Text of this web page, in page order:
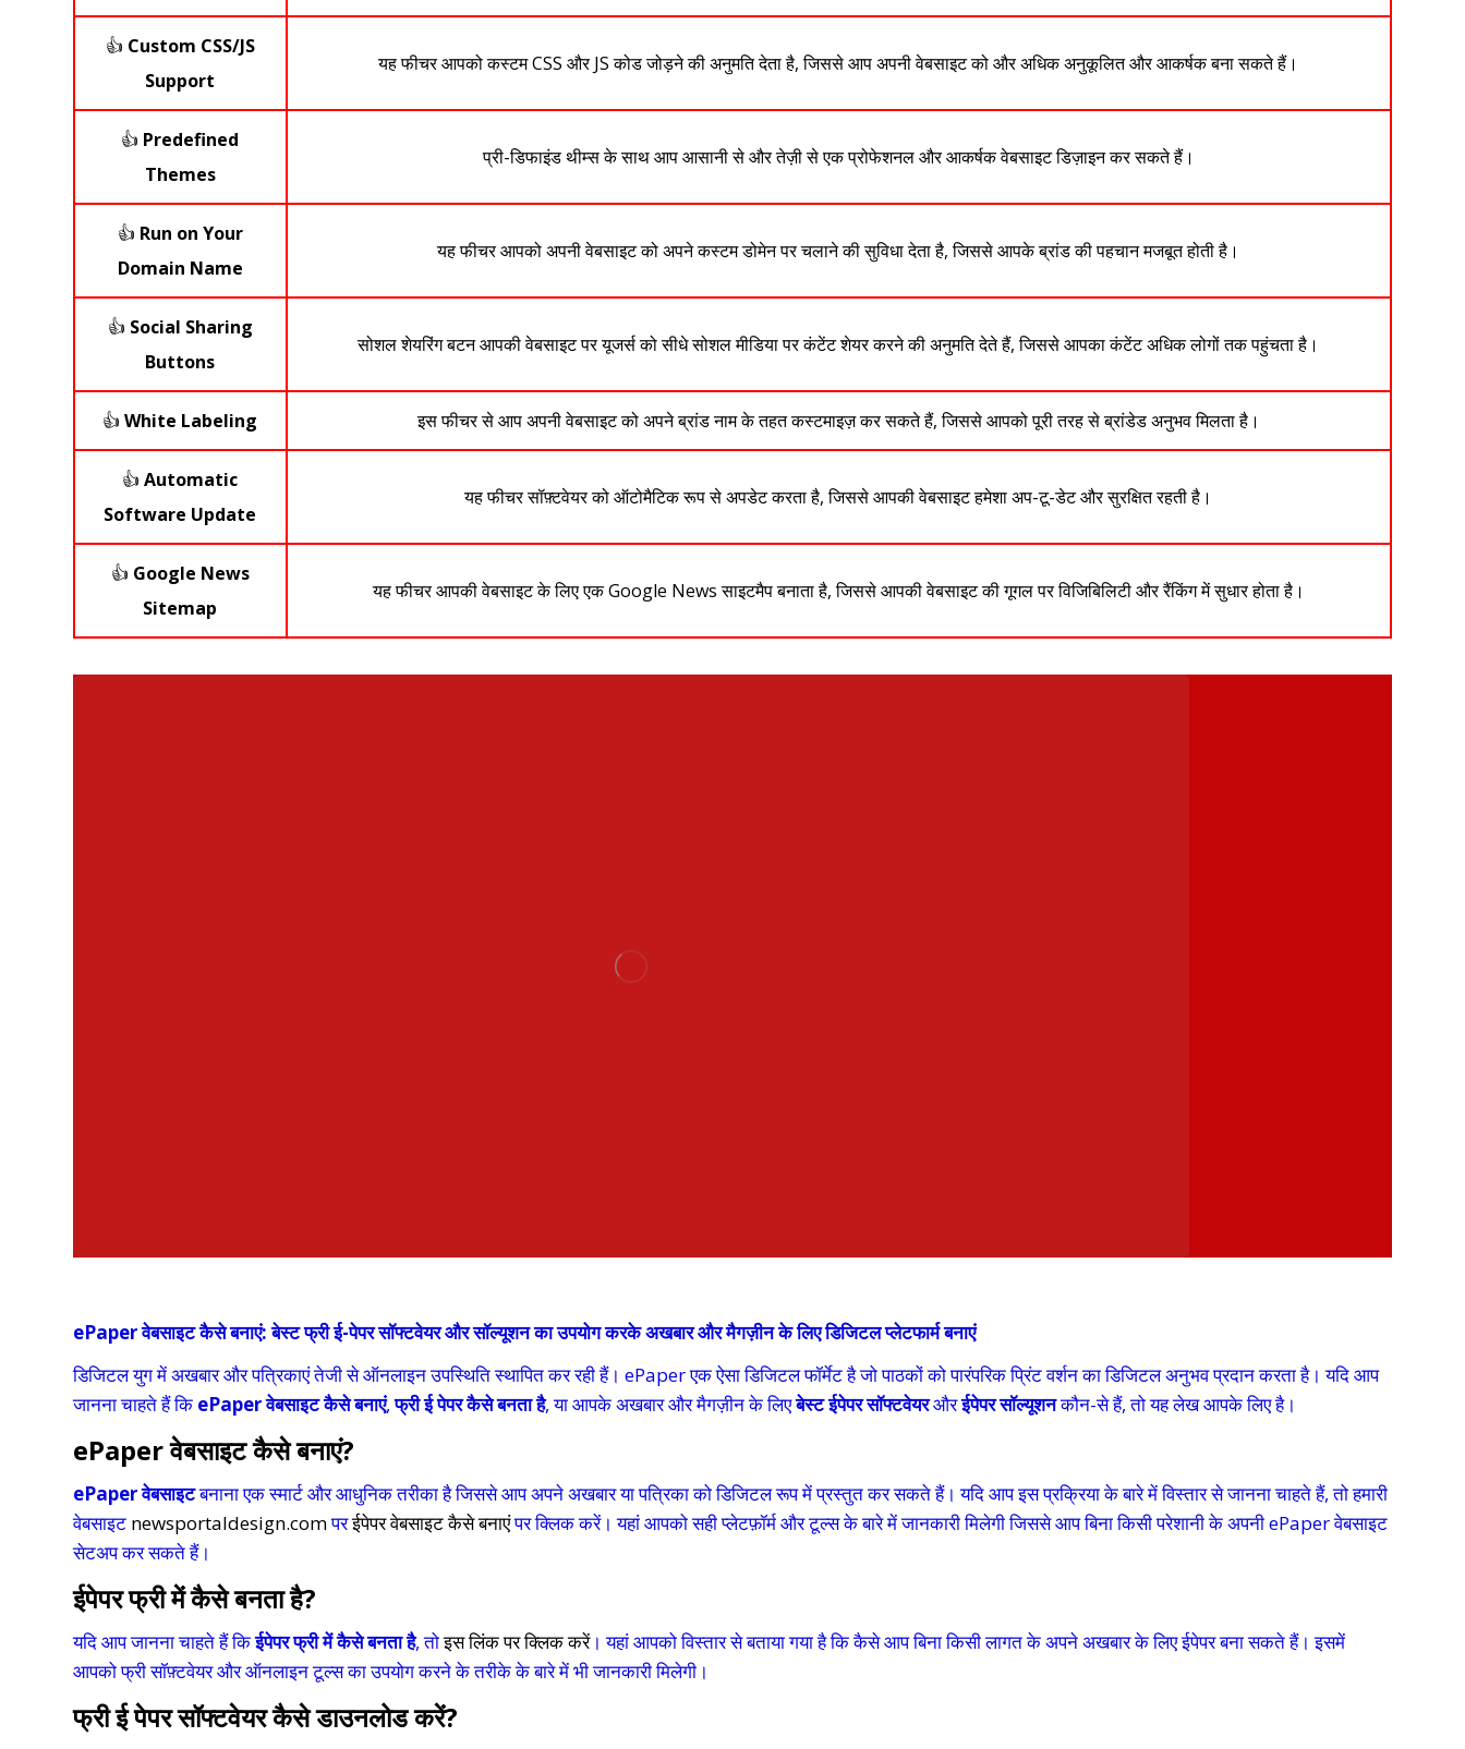
👍 Custom CSS/JS
Support
यह फीचर आपको कस्टम CSS और JS कोड जोड़ने की अनुमति देता है, जिससे आप अपनी वेबसाइट को और अधिक अनुकूलित और आकर्षक बना सकते हैं।
👍 Predefined
Themes
प्री-डिफाइंड थीम्स के साथ आप आसानी से और तेज़ी से एक प्रोफेशनल और आकर्षक वेबसाइट डिज़ाइन कर सकते हैं।
👍 Run on Your
Domain Name
यह फीचर आपको अपनी वेबसाइट को अपने कस्टम डोमेन पर चलाने की सुविधा देता है, जिससे आपके ब्रांड की पहचान मजबूत होती है।
👍 Social Sharing
Buttons
सोशल शेयरिंग बटन आपकी वेबसाइट पर यूजर्स को सीधे सोशल मीडिया पर कंटेंट शेयर करने की अनुमति देते हैं, जिससे आपका कंटेंट अधिक लोगों तक पहुंचता है।
👍White Labeling इस फीचर से आप अपनी वेबसाइट को अपने ब्रांड नाम के तहत कस्टमाइज़ कर सकते हैं, जिससे आपको पूरी तरह से ब्रांडेड अनुभव मिलता है।
👍Automatic
Software Update
यह फीचर सॉफ़्टवेयर को ऑटोमैटिक रूप से अपडेट करता है, जिससे आपकी वेबसाइट हमेशा अप-टू-डेट और सुरक्षित रहती है।
👍 Google News
Sitemap
यह फीचर आपकी वेबसाइट के लिए एक Google News साइटमैप बनाता है, जिससे आपकी वेबसाइट की गूगल पर विजिबिलिटी और रैंकिंग में सुधार होता है।
ePaper वेबसाइट कैसे बनाएं: बेस्ट फ्री ई-पेपर सॉफ्टवेयर और सॉल्यूशन का उपयोग करके अखबार और मैगज़ीन के लिए डिजिटल प्लेटफार्म बनाएं
डिजिटल युग में अखबार और पत्रिकाएं तेजी से ऑनलाइन उपस्थिति स्थापित कर रही हैं। ePaper एक ऐसा डिजिटल फॉर्मेट है जो पाठकों को पारंपरिक प्रिंट वर्शन का डिजिटल अनुभव प्रदान करता है। यदि आप
जानना चाहते हैं कि ePaper वेबसाइट कैसे बनाएं,फ्री ई पेपर कैसे बनता है, या आपके अखबार और मैगज़ीन के लिएबेस्ट ईपेपर सॉफ्टवेयरऔरईपेपर सॉल्यूशनकौन-से हैं, तो यह लेख आपके लिए है।
ePaper वेबसाइट कैसे बनाएं?
ePaper वेबसाइटबनाना एक स्मार्ट और आधुनिक तरीका है जिससे आप अपने अखबार या पत्रिका को डिजिटल रूप में प्रस्तुत कर सकते हैं। यदि आप इस प्रक्रिया के बारे में विस्तार से जानना चाहते हैं, तो हमारी
वेबसाइट newsportaldesign.comपरईपेपर वेबसाइट कैसे बनाएंपर क्लिक करें। यहां आपको सही प्लेटफ़ॉर्म और टूल्स के बारे में जानकारी मिलेगी जिससे आप बिना किसी परेशानी के अपनी ePaper वेबसाइट
सेटअप कर सकते हैं।
ईपेपर फ्री में कैसे बनता है?
यदि आप जानना चाहते हैं किईपेपर फ्री में कैसे बनता है, तोइस लिंक पर क्लिक करें। यहां आपको विस्तार से बताया गया है कि कैसे आप बिना किसी लागत के अपने अखबार के लिए ईपेपर बना सकते हैं। इसमें
आपको फ्री सॉफ़्टवेयर और ऑनलाइन टूल्स का उपयोग करने के तरीके के बारे में भी जानकारी मिलेगी।
फ्री ई पेपर सॉफ्टवेयर कैसे डाउनलोड करें?